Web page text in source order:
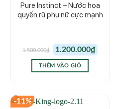
Pure Instinct – Nước hoa
quyến rũ phụ nữ cực mạnh
1.500.000₫
Giá
gốc
là:
1.500.000₫.
1.200.000₫ hiện
THÊM VÀO GIỎ
-11%